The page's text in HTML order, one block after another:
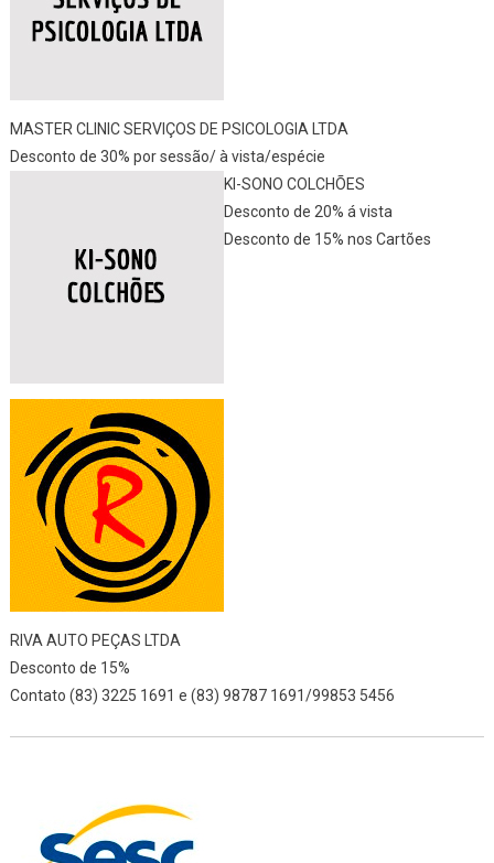
MASTER CLINIC SERVIÇOS DE PSICOLOGIA LTDA
Desconto de 30% por sessão/ à vista/espécie
KI-SONO COLCHÕES
Desconto de 20% á vista
Desconto de 15% nos Cartões
RIVA AUTO PEÇAS LTDA
Desconto de 15%
Contato (83) 3225 1691 e (83) 98787 1691/99853 5456